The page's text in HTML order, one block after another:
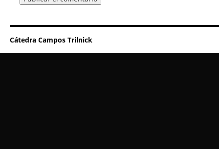
Cátedra Campos Trilnick